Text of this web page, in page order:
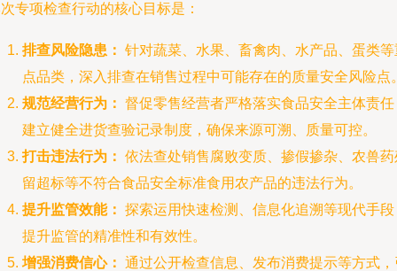
专项检查行动的核心目标是：
排查风险隐患： 针对蔬菜、水果、畜禽肉、水产品、蛋类等
点品类，深入排查在销售过程中可能存在的质量安全风险点
规范经营行为： 督促零售经营者严格落实食品安全主体责任
建立健全进货查验记录制度，确保来源可溯、质量可控。
打击违法行为： 依法查处销售腐败变质、掺假掺杂、农兽药
留超标等不符合食品安全标准食用农产品的违法行为。
提升监管效能： 探索运用快速检测、信息化追溯等现代手段
提升监管的精准性和有效性。
增强消费信心： 通过公开检查信息、发布消费提示等方式，